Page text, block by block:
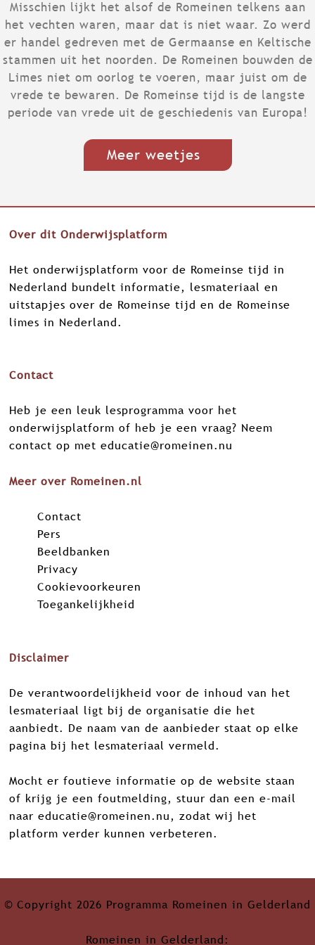
meer!
Misschien lijkt het alsof de Romeinen telkens aan
het vechten waren, maar dat is niet waar. Zo werd
er handel gedreven met de Germaanse en Keltische
stammen uit het noorden. De Romeinen bouwden de
Limes niet om oorlog te voeren, maar juist om de
vrede te bewaren. De Romeinse tijd is de langste
periode van vrede uit de geschiedenis van Europa!
Meer weetjes
Over dit Onderwijsplatform
Het onderwijsplatform voor de Romeinse tijd in
Nederland bundelt informatie, lesmateriaal en
uitstapjes over de Romeinse tijd en de Romeinse
limes in Nederland.
Contact
Heb je een leuk lesprogramma voor het
onderwijsplatform of heb je een vraag? Neem
contact op met educatie@romeinen.nu
Meer over Romeinen.nl
Contact
Pers
Beeldbanken
Privacy
Cookievoorkeuren
Toegankelijkheid
Disclaimer
De verantwoordelijkheid voor de inhoud van het
lesmateriaal ligt bij de organisatie die het
aanbiedt. De naam van de aanbieder staat op elke
pagina bij het lesmateriaal vermeld.
Mocht er foutieve informatie op de website staan
of krijg je een foutmelding, stuur dan een e-mail
naar educatie@romeinen.nu, zodat wij het
platform verder kunnen verbeteren.
© Copyright 2026 Programma Romeinen in Gelderland
Romeinen in Gelderland: